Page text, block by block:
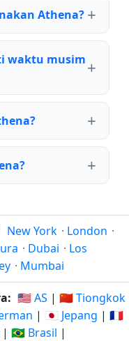
Athena?
waktu musim
New York · London ·
· Dubai · Los
· Mumbai
🇺🇸 AS | 🇨🇳 Tiongkok
| 🇯🇵 Jepang | 🇫🇷
| 🇧🇷 Brasil |